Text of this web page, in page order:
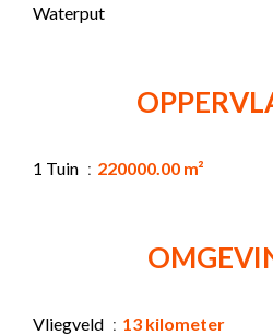
Waterput
1 Tuin 220000.00 m²
Vliegveld 13 kilometer